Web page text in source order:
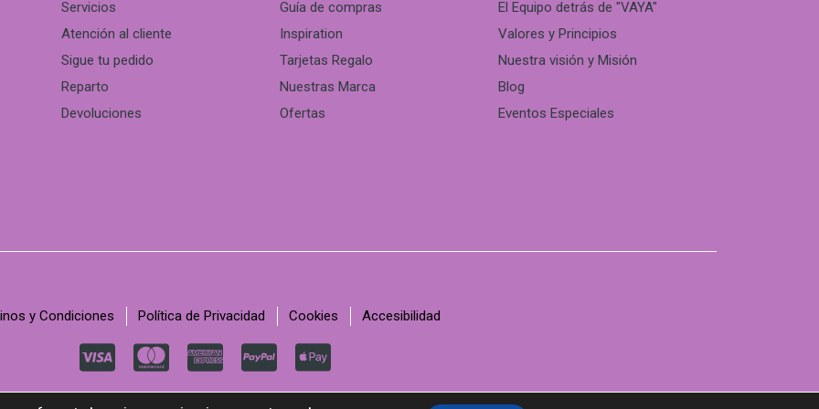
Servicios
Atención al cliente
Sigue tu pedido
Reparto
Devoluciones
Guía de compras
Inspiration
Tarjetas Regalo
Nuestras Marca
Ofertas
El Equipo detrás de "VAYA"
Valores y Principios
Nuestra visión y Misión
Blog
Eventos Especiales
y Condiciones Política de Privacidad Cookies Accesibilidad
C
c
C
c
C
c
C
c
C
c